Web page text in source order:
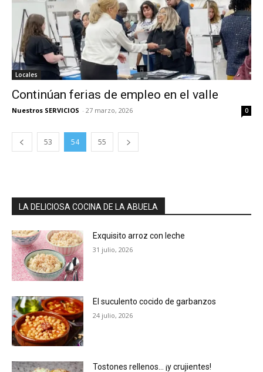
Locales
Continúan ferias de empleo en el valle
Nuestros SERVICIOS - 27 marzo, 2026 0
53 54 55
LA DELICIOSA COCINA DE LA ABUELA
Exquisito arroz con leche
31 julio, 2026
El suculento cocido de garbanzos
24 julio, 2026
Tostones rellenos… ¡y crujientes!